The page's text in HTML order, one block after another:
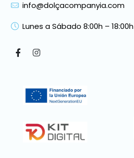
info@dolçacompanyia.com
Lunes a Sábado 8:00h – 18:00h